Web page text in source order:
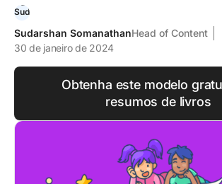
Sudarshan SomanathanHead of Content
30 de janeiro de 2024
Obtenha este modelo
resumos de livros